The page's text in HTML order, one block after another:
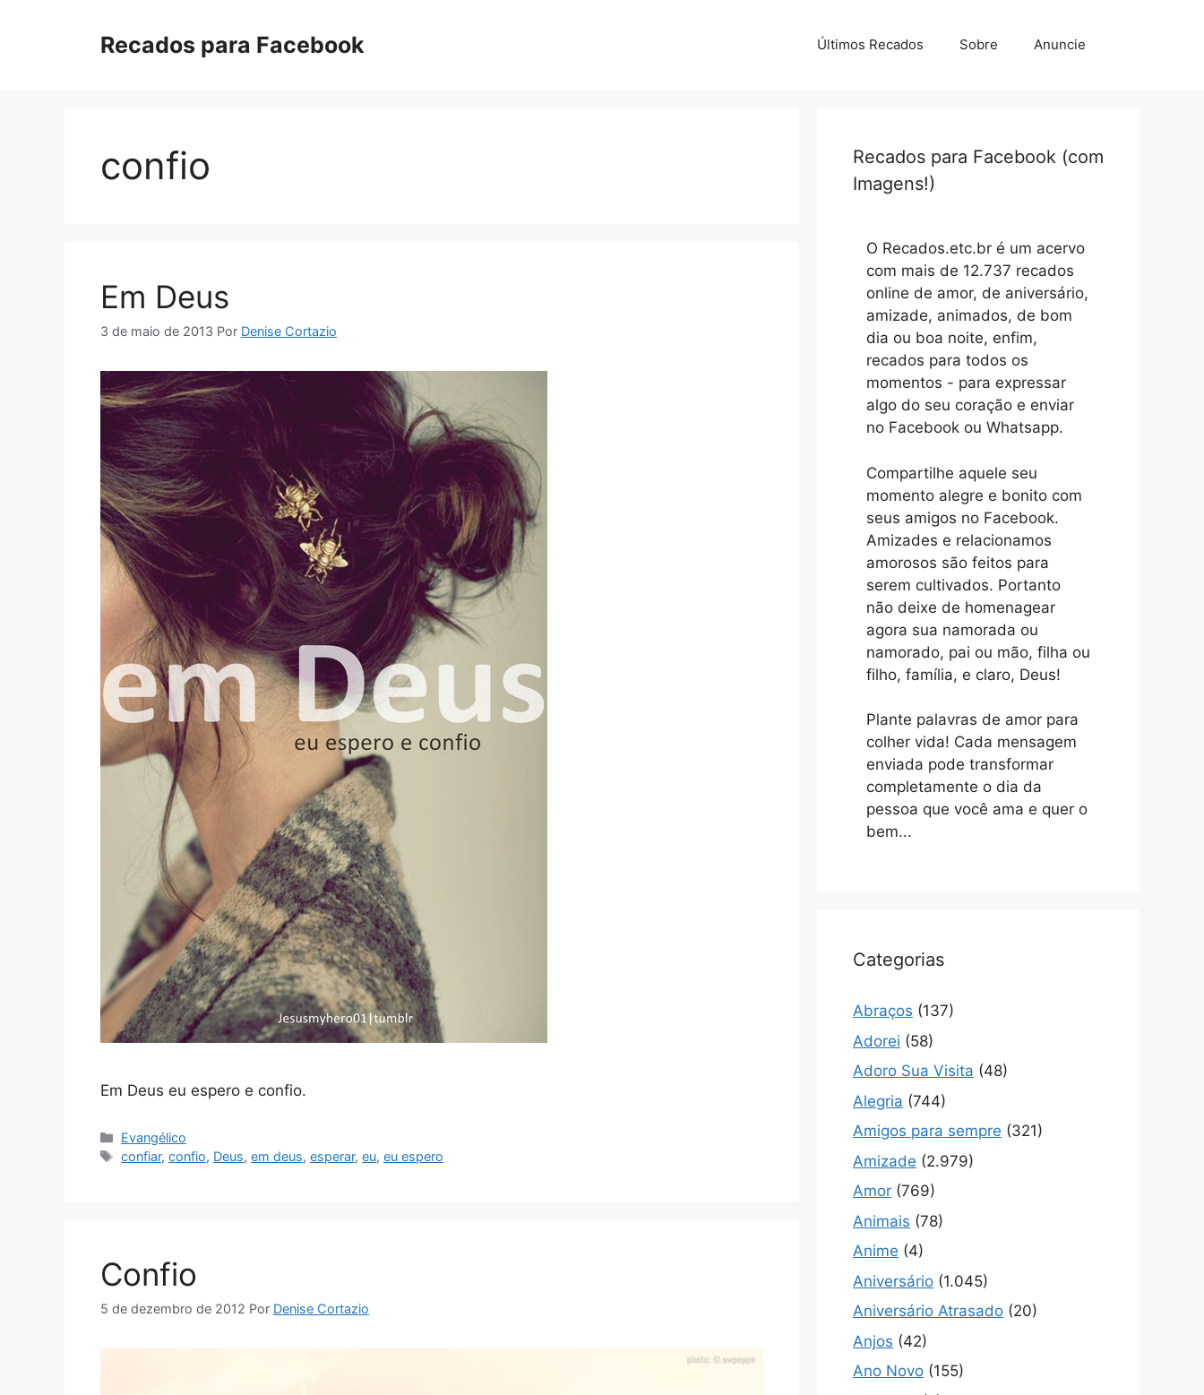
Recados para Facebook Últimos Recados Sobre Anuncie
confio
Em Deus
3 de maio de 2013 Por Denise Cortazio
Em Deus eu espero e confio.
Categorias
Evangélico
Tags
confiar,confio, Deus,em deus,esperar,eu,eu espero
Confio
5 de dezembro de 2012 Por Denise Cortazio
Recados para Facebook (com
Imagens!)
O Recados.etc.br é um acervo
com mais de 12.737 recados
online de amor, de aniversário,
amizade, animados, de bom
dia ou boa noite, enfim,
recados para todos os
momentos - para expressar
algo do seu coração e enviar
no Facebook ou Whatsapp.
Compartilhe aquele seu
momento alegre e bonito com
seus amigos no Facebook.
Amizades e relacionamos
amorosos são feitos para
serem cultivados. Portanto
não deixe de homenagear
agora sua namorada ou
namorado, pai ou mão, filha ou
filho, família, e claro, Deus!
Plante palavras de amor para
colher vida! Cada mensagem
enviada pode transformar
completamente o dia da
pessoa que você ama e quer o
bem...
Categorias
Abraços (137)
Adorei (58)
Adoro Sua Visita (48)
Alegria (744)
Amigos para sempre (321)
Amizade (2.979)
Amor (769)
Animais (78)
Anime (4)
Aniversário (1.045)
Aniversário Atrasado (20)
Anjos (42)
Ano Novo (155)